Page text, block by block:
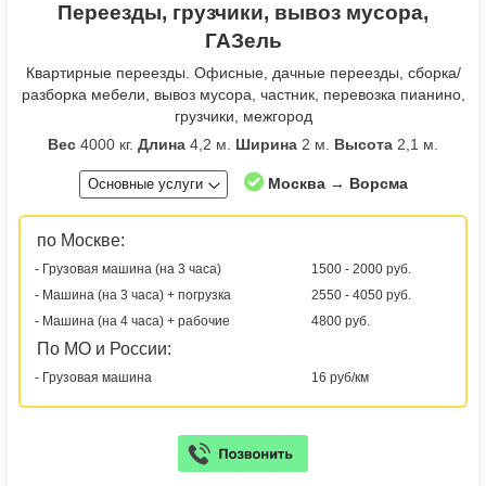
Переезды, грузчики, вывоз мусора,
ГАЗель
Квартирные переезды. Офисные, дачные переезды, сборка/
разборка мебели, вывоз мусора, частник, перевозка пианино,
грузчики, межгород
Вес 4000 кг. Длина 4,2 м. Ширина 2 м. Высота 2,1 м.
Основные услуги Москва → Ворсма
по Москве:
- Грузовая машина (на 3 часа)
1500 - 2000 руб.
- Машина (на 3 часа) + погрузка
2550 - 4050 руб.
- Машина (на 4 часа) + рабочие
4800 руб.
По МО и России:
- Грузовая машина 16 руб/км